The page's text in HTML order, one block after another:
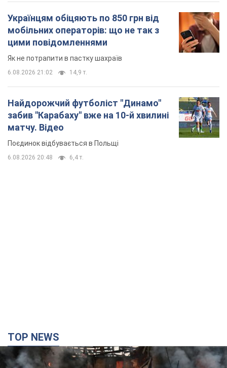
Українцям обіцяють по 850 грн від
мобільних операторів: що не так з
цими повідомленнями
Як не потрапити в пастку шахраїв
6.08.2026 21:02 14,9 т.
Найдорожчий футболіст "Динамо"
забив "Карабаху" вже на 10-й хвилині
матчу. Відео
Поєдинок відбувається в Польщі
6.08.2026 20:48 6,4 т.
TOP NEWS